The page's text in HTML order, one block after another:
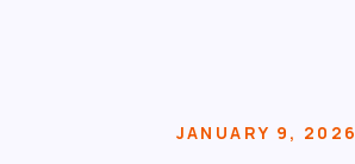
JANUARY 9, 2026